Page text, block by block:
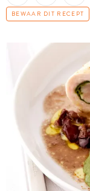
BEWAAR DIT RECEPT